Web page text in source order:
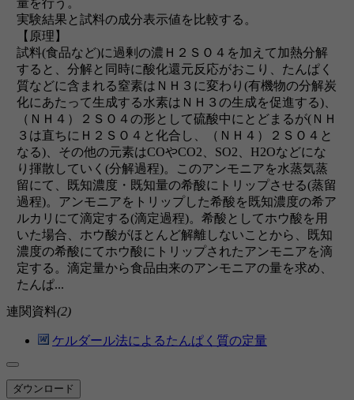
実験結果と試料の成分表示値を比較する。
【原理】
試料(食品など)に過剰の濃Ｈ２ＳＯ４を加えて加熱分解
すると、分解と同時に酸化還元反応がおこり、たんぱく
質などに含まれる窒素はＮＨ３に変わり(有機物の分解炭
化にあたって生成する水素はＮＨ３の生成を促進する)、
（ＮＨ４）２ＳＯ４の形として硫酸中にとどまるが(ＮＨ
３は直ちにＨ２ＳＯ４と化合し、（ＮＨ４）２ＳＯ４と
なる)、その他の元素はCOやCO2、SO2、H2Oなどにな
り揮散していく(分解過程)。このアンモニアを水蒸気蒸
留にて、既知濃度・既知量の希酸にトリップさせる(蒸留
過程)。アンモニアをトリップした希酸を既知濃度の希ア
ルカリにて滴定する(滴定過程)。希酸としてホウ酸を用
いた場合、ホウ酸がほとんど解離しないことから、既知
濃度の希酸にてホウ酸にトリップされたアンモニアを滴
定する。滴定量から食品由来のアンモニアの量を求め、
たんぱ...
連関資料(2)
ケルダール法によるたんぱく質の定量
ダウンロード